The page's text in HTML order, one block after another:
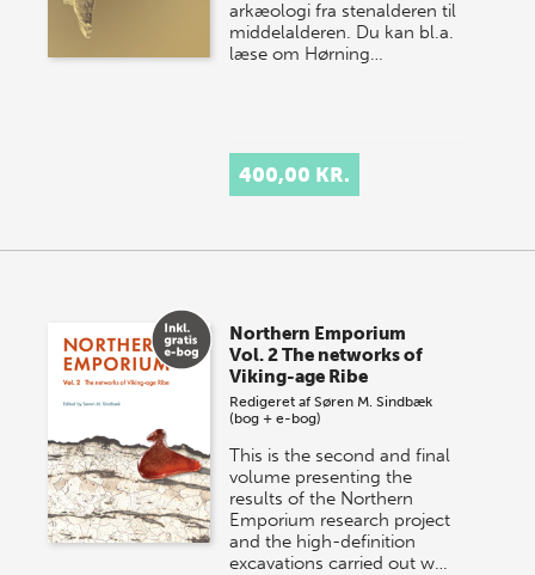
arkæologi fra stenalderen til
middelalderen. Du kan bl.a.
læse om Hørning…
400,00 KR.
Northern Emporium
Vol. 2 The networks of
Viking-age Ribe
Redigeret afSøren M. Sindbæk
(bog + e-bog)
This is the second and final
volume presenting the
results of the Northern
Emporium research project
and the high-definition
excavations carried out w…